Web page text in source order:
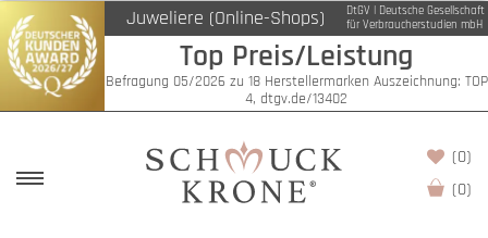
Juweliere (Online-Shops)
DtGV | Deutsche Gesellschaft
für Verbraucherstudien mbH
Top Preis/Leistung
Befragung 05/2026 zu 18 Herstellermarken Auszeichnung: TOP
4, dtgv.de/13402
(0)
(0)